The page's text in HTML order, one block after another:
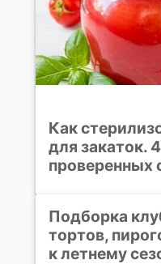
Как
для закаток. 4
проверенных
Подборка
тортов,
к летнему